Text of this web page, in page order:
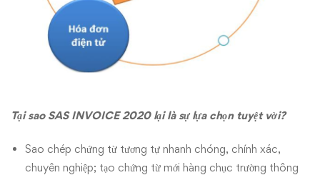
Tại sao SAS INVOICE 2020 lại là sự lựa chọn tuyệt vời?
Sao chép chứng từ tương tự nhanh chóng, chính xác,
chuyên nghiệp; tạo chứng từ mới hàng chục trường thông